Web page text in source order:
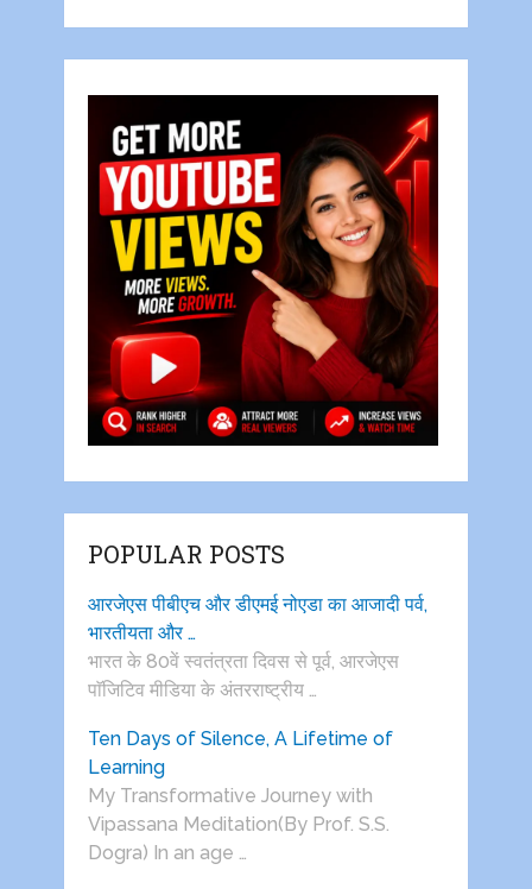
POPULAR POSTS
आरजेएस पीबीएच और डीएमई नोएडा का आजादी पर्व,
भारतीयता और …
भारत के 80वें स्वतंत्रता दिवस से पूर्व, आरजेएस
पाॅजिटिव मीडिया के अंतरराष्ट्रीय …
Ten Days of Silence, A Lifetime of
Learning
My Transformative Journey with
Vipassana Meditation(By Prof. S.S.
Dogra) In an age …